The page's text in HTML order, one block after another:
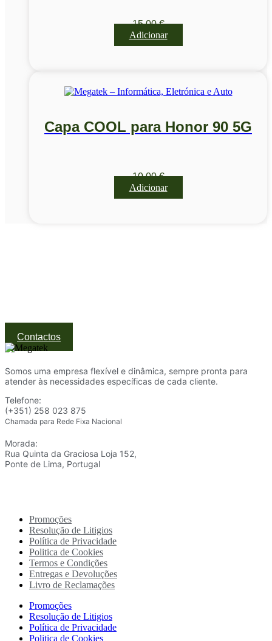
15,00€
Adicionar
Capa COOL para Honor 90 5G
10,00€
Adicionar
Contactos
Somos uma empresa flexível e dinâmica, sempre pronta para
atender às necessidades específicas de cada cliente.
Telefone:
(+351) 258 023 875
Chamada para Rede Fixa Nacional
Morada:
Rua Quinta da Graciosa Loja 152,
Ponte de Lima, Portugal
Promoções
Resolução de Litigios
Política de Privacidade
Politica de Cookies
Termos e Condições
Entregas e Devoluções
Livro de Reclamações
Promoções
Resolução de Litigios
Política de Privacidade
Politica de Cookies